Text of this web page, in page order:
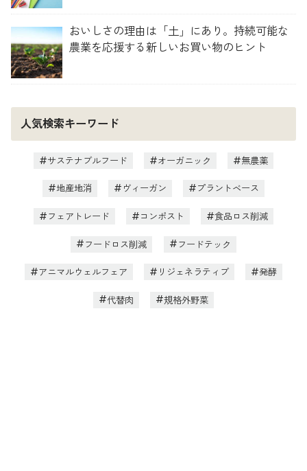
おいしさの理由は「土」にあり。持続可能な
農業を応援する新しいお買い物のヒント
人気検索キーワード
サステナブルフード オーガニック 無農薬
地産地消 ヴィーガン プラントベース
フェアトレード コンポスト 食品ロス削減
フードロス削減 フードテック
アニマルウェルフェア リジェネラティブ 発酵
代替肉 規格外野菜